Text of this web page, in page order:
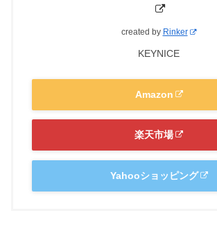
created by Rinker
KEYNICE
Amazon
楽天市場
Yahooショッピング